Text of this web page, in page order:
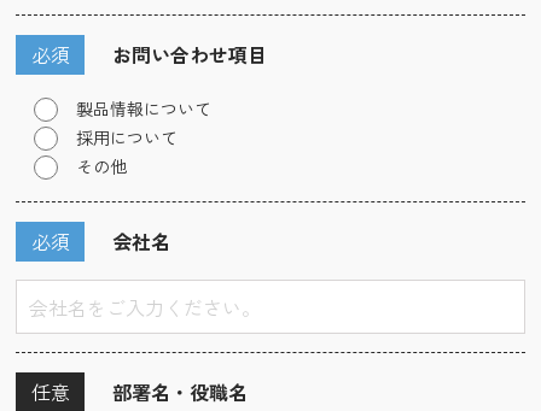
お問い合わせ項目
必須
製品情報について
採用について
その他
会社名
必須
部署名・役職名
任意